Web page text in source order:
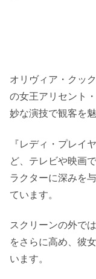
オリヴィア・クッ
の女王アリセント
妙な演技で観客を
『レディ・プレイ
ど、テレビや映画
ラクターに深みを
ています。
スクリーンの外で
をさらに高め、彼
います。